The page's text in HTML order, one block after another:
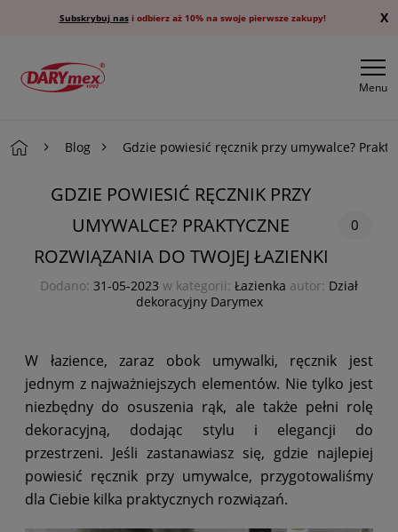
Subskrybuj nasi odbierz aż 10% na swoje pierwsze zakupy! X
Menu
Blog Gdzie powiesić ręcznik przy umywalce?
GDZIE POWIESIĆ RĘCZNIK PRZY
UMYWALCE? PRAKTYCZNE
ROZWIĄZANIA DO TWOJEJ ŁAZIENKI
0
Dodano: 31-05-2023 w kategorii: Łazienka autor: Dział
dekoracyjny Darymex
W łazience, zaraz obok umywalki, ręcznik jest
jednym z najważniejszych elementów. Nie tylko jest
niezbędny do osuszenia rąk, ale także pełni rolę
dekoracyjną, dodając stylu i elegancji do
przestrzeni. Jeśli zastanawiasz się, gdzie najlepiej
powiesić ręcznik przy umywalce, przygotowaliśmy
dla Ciebie kilka praktycznych rozwiązań.